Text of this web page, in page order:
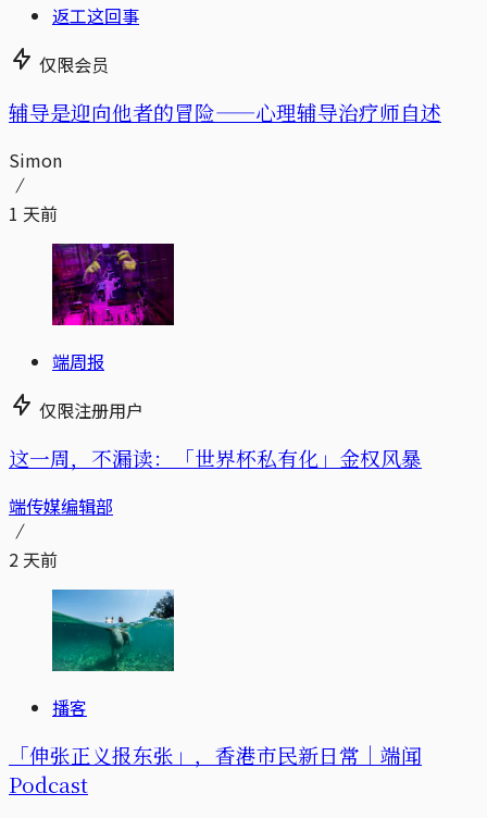
返工这回事
仅限会员
辅导是迎向他者的冒险——心理辅导治疗师自述
Simon
1 天前
端周报
仅限注册用户
这一周，不漏读：「世界杯私有化」金权风暴
端传媒编辑部
2 天前
播客
「伸张正义报东张」，香港市民新日常｜端闻
Podcast